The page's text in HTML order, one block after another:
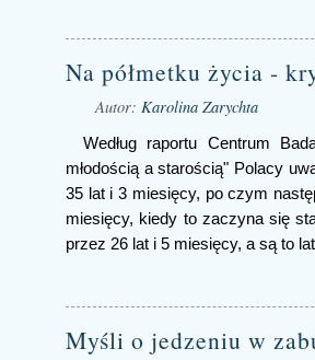
Na półmetku życia -
Autor: Karolina Zarychta
Według raportu Centrum
młodością a starością" Polacy
35 lat i 3 miesięcy, po czym
miesięcy, kiedy to zaczyna się
przez 26 lat i 5 miesięcy, a są to
Myśli o jedzeniu w